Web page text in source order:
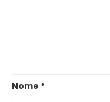
Nome *